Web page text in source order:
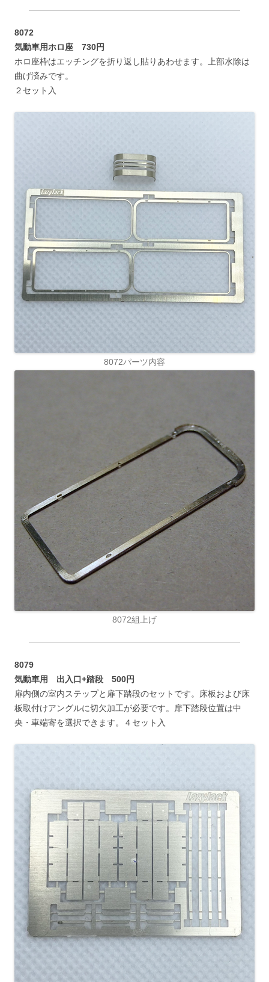
8072
気動車用ホロ座 730円
ホロ座枠はエッチングを折り返し貼りあわせます。上部水除は
曲げ済みです。
２セット入
8072パーツ内容
8072組上げ
8079
気動車用 出入口+踏段 500円
扉内側の室内ステップと扉下踏段のセットです。床板および床
板取付けアングルに切欠加工が必要です。扉下踏段位置は中
央・車端寄を選択できます。４セット入